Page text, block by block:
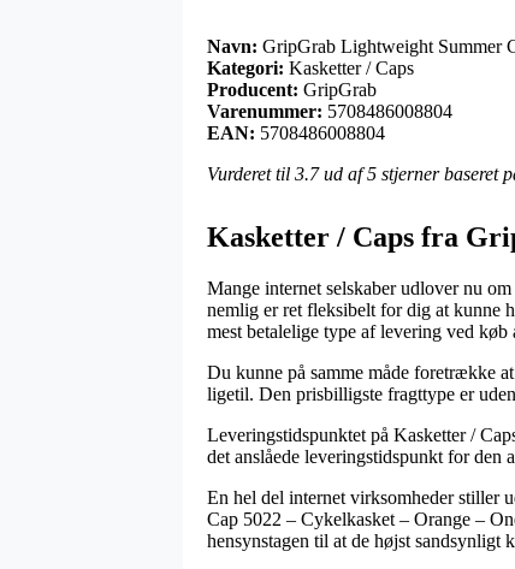
Navn: GripGrab Lightweight Summer
Kategori: Kasketter / Caps
Producent: GripGrab
Varenummer: 5708486008804
EAN: 5708486008804
Vurderet til 3.7ud af 5 stjerner baseret
Kasketter / Caps fra
Mange internet selskaber udlover nu
nemlig er ret fleksibelt for dig at kunne
mest betalelige type af levering ved
Du kunne på samme måde foretrække
ligetil. Den prisbilligste fragttype er
Leveringstidspunktet på Kasketter /
det anslåede leveringstidspunkt for den
En hel del internet virksomheder stiller
Cap 5022 – Cykelkasket – Orange –
hensynstagen til at de højst sandsynligt